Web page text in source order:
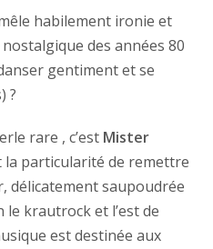
habilement ironie et
des années 80
gentiment et se
?
rare , c’est Mister
la particularité de remettre
délicatement saupoudrée
krautrock et l’est de
est destinée aux